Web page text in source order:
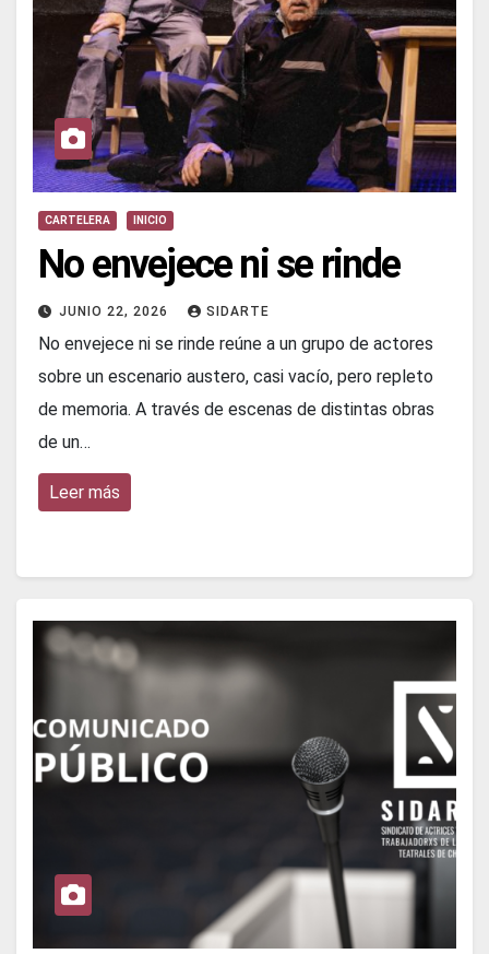
CARTELERA INICIO
No envejece ni se rinde
JUNIO 22, 2026 SIDARTE
No envejece ni se rinde reúne a un grupo de actores
sobre un escenario austero, casi vacío, pero repleto
de memoria. A través de escenas de distintas obras
de un…
Leer más